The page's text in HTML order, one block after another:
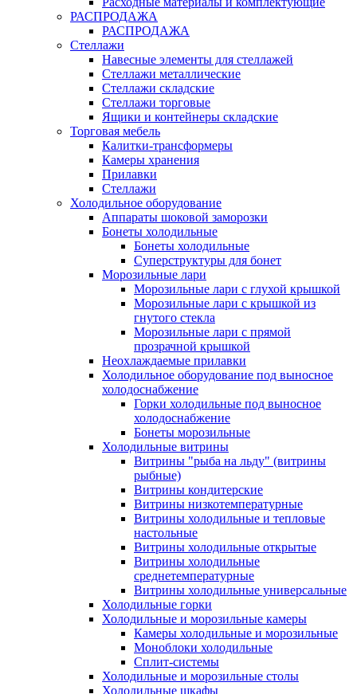
РАСПРОДАЖА
РАСПРОДАЖА
Стеллажи
Навесные элементы для стеллажей
Стеллажи металлические
Стеллажи складские
Стеллажи торговые
Ящики и контейнеры складские
Торговая мебель
Калитки-трансформеры
Камеры хранения
Прилавки
Стеллажи
Холодильное оборудование
Аппараты шоковой заморозки
Бонеты холодильные
Бонеты холодильные
Суперструктуры для бонет
Морозильные лари
Морозильные лари с глухой крышкой
Морозильные лари с крышкой из
гнутого стекла
Морозильные лари с прямой
прозрачной крышкой
Неохлаждаемые прилавки
Холодильное оборудование под выносное
холодоснабжение
Горки холодильные под выносное
холодоснабжение
Бонеты морозильные
Холодильные витрины
Витрины "рыба на льду" (витрины
рыбные)
Витрины кондитерские
Витрины низкотемпературные
Витрины холодильные и тепловые
настольные
Витрины холодильные открытые
Витрины холодильные
среднетемпературные
Витрины холодильные универсальные
Холодильные горки
Холодильные и морозильные камеры
Камеры холодильные и морозильные
Моноблоки холодильные
Сплит-системы
Холодильные и морозильные столы
Холодильные шкафы